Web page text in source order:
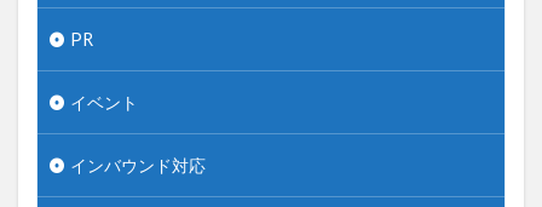
PR
イベント
インバウンド対応